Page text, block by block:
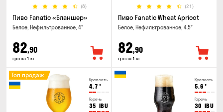
(8)
Пиво Fanatic «Бланшер»
Белое, Нефильтрованное, 4°
82,90
грн за 1 кг
(21)
Пиво Fanatic Wheat Apricot
Белое, Нефильтрованное, 4.5°
82,90
грн за 1 кг
Крепость
4.7 °
Горечь
35 IBU
Топ продаж
Крепость
5.6 °
Горечь
30 IBU